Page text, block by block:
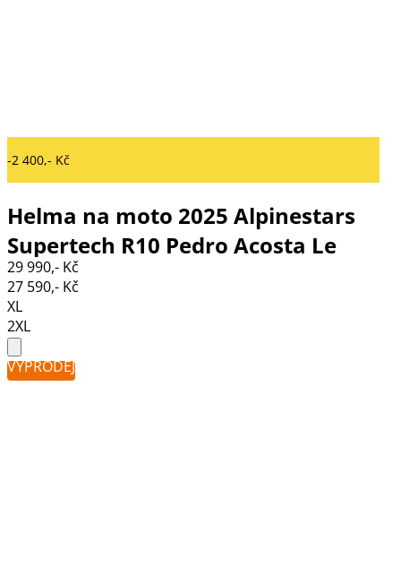
-2 400,- Kč
Helma na moto 2025 Alpinestars
Supertech R10 Pedro Acosta Le
blue/red/white matt
29 990,- Kč
27 590,- Kč
XL
2XL
VÝPRODEJ